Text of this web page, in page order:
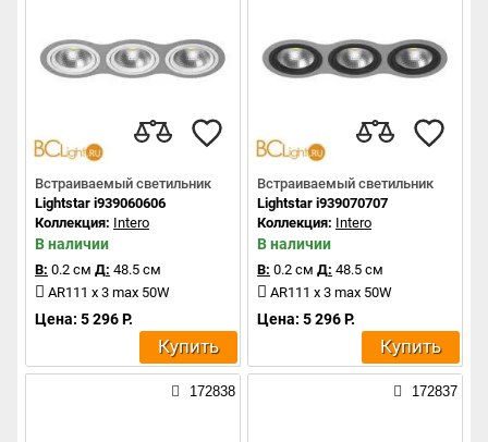
Встраиваемый светильник
Lightstar i939060606
Коллекция: Intero
В наличии
В: 0.2 см Д: 48.5 см
AR111 x 3 max 50W
Цена: 5 296 Р.
Купить
Встраиваемый светильник
Lightstar i939070707
Коллекция: Intero
В наличии
В: 0.2 см Д: 48.5 см
AR111 x 3 max 50W
Цена: 5 296 Р.
Купить
172838 172837